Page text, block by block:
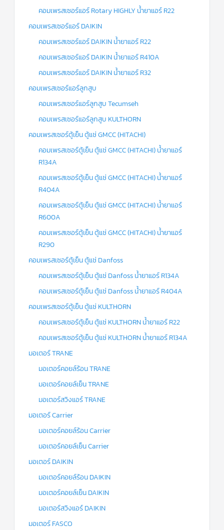
คอมเพรสเซอร์แอร์ Rotary HIGHLY น้ำยาแอร์ R22
คอมเพรสเซอร์แอร์ DAIKIN
คอมเพรสเซอร์แอร์ DAIKIN น้ำยาแอร์ R22
คอมเพรสเซอร์แอร์ DAIKIN น้ำยาแอร์ R410A
คอมเพรสเซอร์แอร์ DAIKIN น้ำยาแอร์ R32
คอมเพรสเซอร์แอร์ลูกสูบ
คอมเพรสเซอร์แอร์ลูกสูบ Tecumseh
คอมเพรสเซอร์แอร์ลูกสูบ KULTHORN
คอมเพรสเซอร์ตู้เย็น ตู้แช่ GMCC (HITACHI)
คอมเพรสเซอร์ตู้เย็น ตู้แช่ GMCC (HITACHI) น้ำยาแอร์
R134A
คอมเพรสเซอร์ตู้เย็น ตู้แช่ GMCC (HITACHI) น้ำยาแอร์
R404A
คอมเพรสเซอร์ตู้เย็น ตู้แช่ GMCC (HITACHI) น้ำยาแอร์
R600A
คอมเพรสเซอร์ตู้เย็น ตู้แช่ GMCC (HITACHI) น้ำยาแอร์
R290
คอมเพรสเซอร์ตู้เย็น ตู้แช่ Danfoss
คอมเพรสเซอร์ตู้เย็น ตู้แช่ Danfoss น้ำยาแอร์ R134A
คอมเพรสเซอร์ตู้เย็น ตู้แช่ Danfoss น้ำยาแอร์ R404A
คอมเพรสเซอร์ตู้เย็น ตู้แช่ KULTHORN
คอมเพรสเซอร์ตู้เย็น ตู้แช่ KULTHORN น้ำยาแอร์ R22
คอมเพรสเซอร์ตู้เย็น ตู้แช่ KULTHORN น้ำยาแอร์ R134A
มอเตอร์ TRANE
มอเตอร์คอยล์ร้อน TRANE
มอเตอร์คอยล์เย็น TRANE
มอเตอร์สวิงแอร์ TRANE
มอเตอร์ Carrier
มอเตอร์คอยล์ร้อน Carrier
มอเตอร์คอยล์เย็น Carrier
มอเตอร์ DAIKIN
มอเตอร์คอยล์ร้อน DAIKIN
มอเตอร์คอยล์เย็น DAIKIN
มอเตอร์สวิงแอร์ DAIKIN
มอเตอร์ FASCO